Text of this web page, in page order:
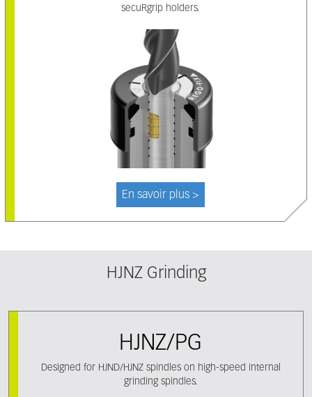
secuRgrip holders.
En savoir plus >
HJNZ Grinding
HJNZ/PG
Designed for HJND/HJNZ spindles on high-speed internal
grinding spindles.